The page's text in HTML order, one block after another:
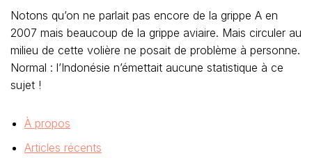
Notons qu’on ne parlait pas encore de la grippe A en
2007 mais beaucoup de la grippe aviaire. Mais circuler au
milieu de cette volière ne posait de problème à personne.
Normal : l’Indonésie n’émettait aucune statistique à ce
sujet !
À propos
Articles récents